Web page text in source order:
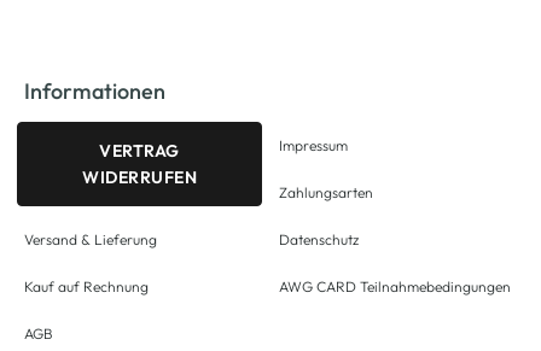
Informationen
VERTRAG
WIDERRUFEN
Versand & Lieferung
Kauf auf Rechnung
AGB
Impressum
Zahlungsarten
Datenschutz
AWG CARD Teilnahmebedingungen